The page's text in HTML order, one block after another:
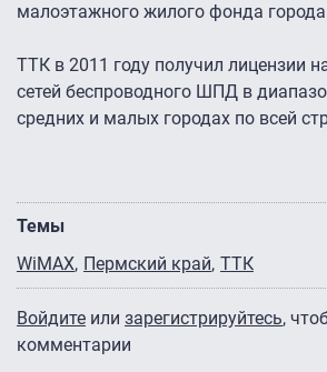
малоэтажного жилого фонда
ТТК в 2011 году получил лицензии
сетей беспроводного ШПД в
средних и малых городах по всей
Темы
WiMAX Пермский край ТТК
Войдите или зарегистрируйтесь,
комментарии